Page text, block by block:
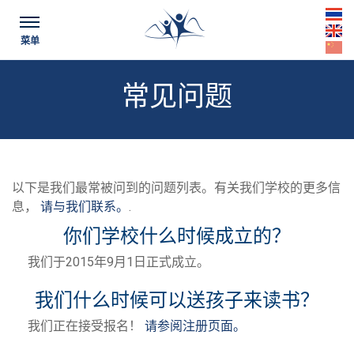
菜单
th
en
cn
常见问题
以下是我们最常被问到的问题列表。有关我们学校的更多信
息， 请与我们联系。 .
你们学校什么时候成立的？
我们于2015年9月1日正式成立。
我们什么时候可以送孩子来读书？
我们正在接受报名！ 请参阅注册页面。